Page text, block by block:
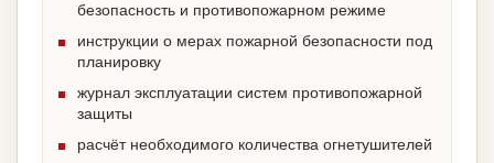
безопасность и противопожарном режиме
инструкции о мерах пожарной безопасности под
планировку
журнал эксплуатации систем противопожарной
защиты
расчёт необходимого количества огнетушителей